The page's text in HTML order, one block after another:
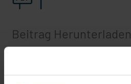
Beitrag Herunterladen